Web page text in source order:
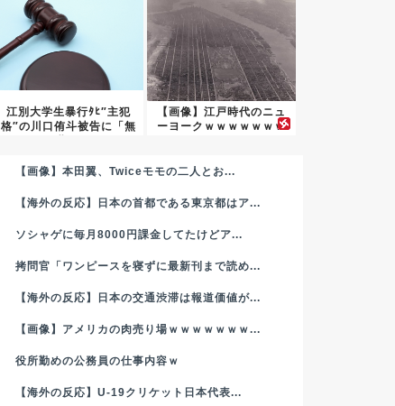
江別大学生暴行ﾀﾋ″主犯
格″の川口侑斗被告に「無
【画像】江戸時代のニュ
ーヨークｗｗｗｗｗｗｗ
【画像】本田翼、Twiceモモの二人とお...
【海外の反応】日本の首都である東京都はア...
ソシャゲに毎月8000円課金してたけどア...
拷問官「ワンピースを寝ずに最新刊まで読め...
【海外の反応】日本の交通渋滞は報道価値が...
【画像】アメリカの肉売り場ｗｗｗｗｗｗｗ...
役所勤めの公務員の仕事内容ｗ
【海外の反応】U-19クリケット日本代表...